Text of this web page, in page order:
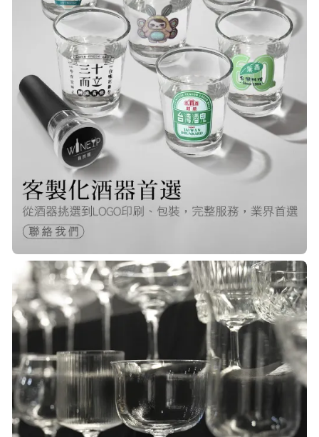
問必答，包裝完整，商品也非常的
棒！
Q***
22/Nov/2025 12:40 pm
很快就收到商品了，出貨速度非常的
快，非常棒的賣家 質感又耐看,細膩
包裝得很小心 CP值很高！！推薦購入
23/Nov/2025 08:00 am
品質非常好！手摸的觸感就很明顯感
覺質感